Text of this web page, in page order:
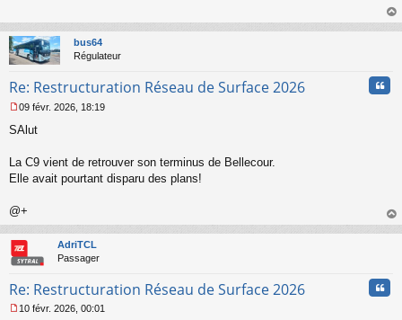
a
g
e
o
l
u
au
bus64
Régulateur
Re: Restructuration Réseau de Surface 2026
e
g
n
o
n
l
u
09 févr. 2026, 18:19
SAlut
La C9 vient de retrouver son terminus de Bellecour.
Elle avait pourtant disparu des plans!
@+
au
AdriTCL
Passager
Re: Restructuration Réseau de Surface 2026
10 févr. 2026, 00:01